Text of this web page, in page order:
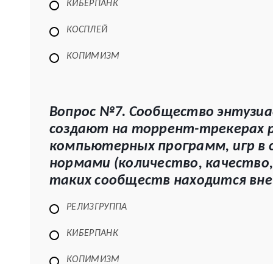
КИБЕРПАНК
КОСПЛЕЙ
КОПИМИЗМ
Вопрос №7. Сообщество
создают на торрент-трекерах
компьютерных программ, игр в
нормами (количество,
таких сообществ находится
РЕЛИЗГРУППА
КИБЕРПАНК
КОПИМИЗМ